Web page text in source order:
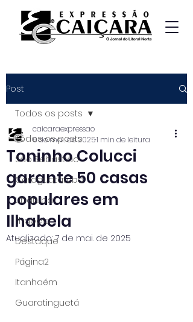
Post
Todos os posts
São Sebastião
Caraguatatuba
Ubatuba
Ilhabela
Destaque
Página2
Itanhaém
Guaratinguetá
Todos os posts
Toninho Colucci
garante 50 casas
populares em
Ilhabela
caicaraexpressao
6 de mai. de 20251 min de leitura
Atualizado:7 de mai. de 2025